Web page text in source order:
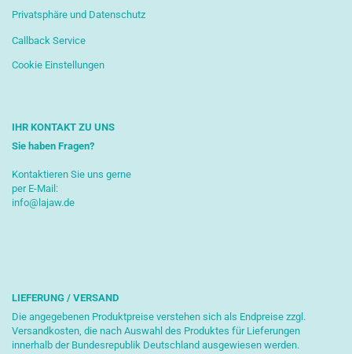
Privatsphäre und Datenschutz
Callback Service
Cookie Einstellungen
IHR KONTAKT ZU UNS
Sie haben Fragen?
Kontaktieren Sie uns gerne
per E-Mail:
info@lajaw.de
LIEFERUNG / VERSAND
Die angegebenen Produktpreise verstehen sich als Endpreise zzgl.
Versandkosten, die nach Auswahl des Produktes für Lieferungen
innerhalb der Bundesrepublik Deutschland ausgewiesen werden.